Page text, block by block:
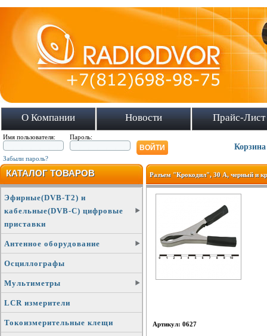
О Компании Новости Прайс-Лист
Имя пользователя: Пароль:
Забыли пароль?
Корзина
КАТАЛОГ ТОВАРОВ
Эфирные(DVB-T2) и
кабельные(DVB-C) цифровые
приставки
Антенное оборудование
Осциллографы
Мультиметры
LCR измерители
Токоизмерительные клещи
Разъем "Крокодил", 30 А, черный и
Артикул: 0627